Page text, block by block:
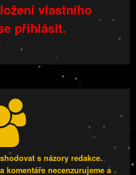
vlastního
přihlásit.
s názory redakce.
komentáře necenzurujeme a